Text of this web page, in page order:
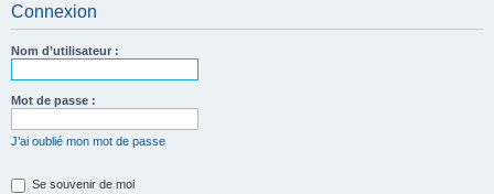
Connexion
Nom d’utilisateur :
Mot de passe :
J’ai oublié mon mot de passe
Se souvenir de moi